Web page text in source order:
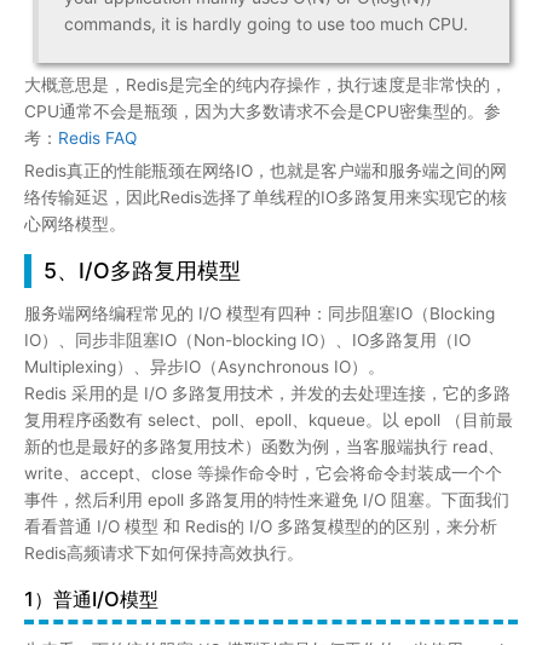
服务端网络编程常见的 I/O 模型有四种：同步阻塞IO（Blocking
IO）、同步非阻塞IO（Non-blocking IO）、IO多路复用（IO
Multiplexing）、异步IO（Asynchronous IO）。
Redis 采用的是 I/O 多路复用技术，并发的去处理连接，它的多路
复用程序函数有 select、poll、epoll、kqueue。以 epoll （目前最
新的也是最好的多路复用技术）函数为例，当客服端执行 read、
write、accept、close 等操作命令时，它会将命令封装成一个个
事件，然后利用 epoll 多路复用的特性来避免 I/O 阻塞。下面我们
看看普通 I/O 模型 和 Redis的 I/O 多路复模型的的区别，来分析
Redis高频请求下如何保持高效执行。
先来看一下传统的阻塞 I/O 模型到底是如何工作的：当使用 read
或者 write 对某一个文件描述符（File Descriptor：FD)进行读写
时，如果当前 FD 不可读或不可写，整个 Redis 服务就不会对其它
的操作作出响应，导致整个服务不可用。这也就是传统意义上的，
也就是我们在编程中使用最多的阻塞模型：